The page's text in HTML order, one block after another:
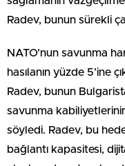
Radev, bunun sürekli
NATO’nun savunma
hasılanın yüzde 5’ine
Radev, bunun
savunma
söyledi. Radev, bu
bağlantı kapasitesi,